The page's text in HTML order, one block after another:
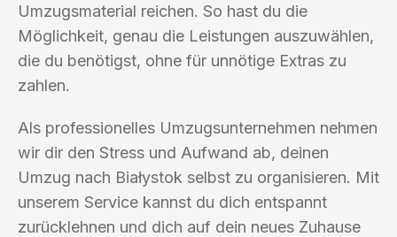
Umzugsmaterial reichen. So hast du die
Möglichkeit, genau die Leistungen auszuwählen,
die du benötigst, ohne für unnötige Extras zu
zahlen.
Als professionelles Umzugsunternehmen nehmen
wir dir den Stress und Aufwand ab, deinen
Umzug nach Białystok selbst zu organisieren. Mit
unserem Service kannst du dich entspannt
zurücklehnen und dich auf dein neues Zuhause